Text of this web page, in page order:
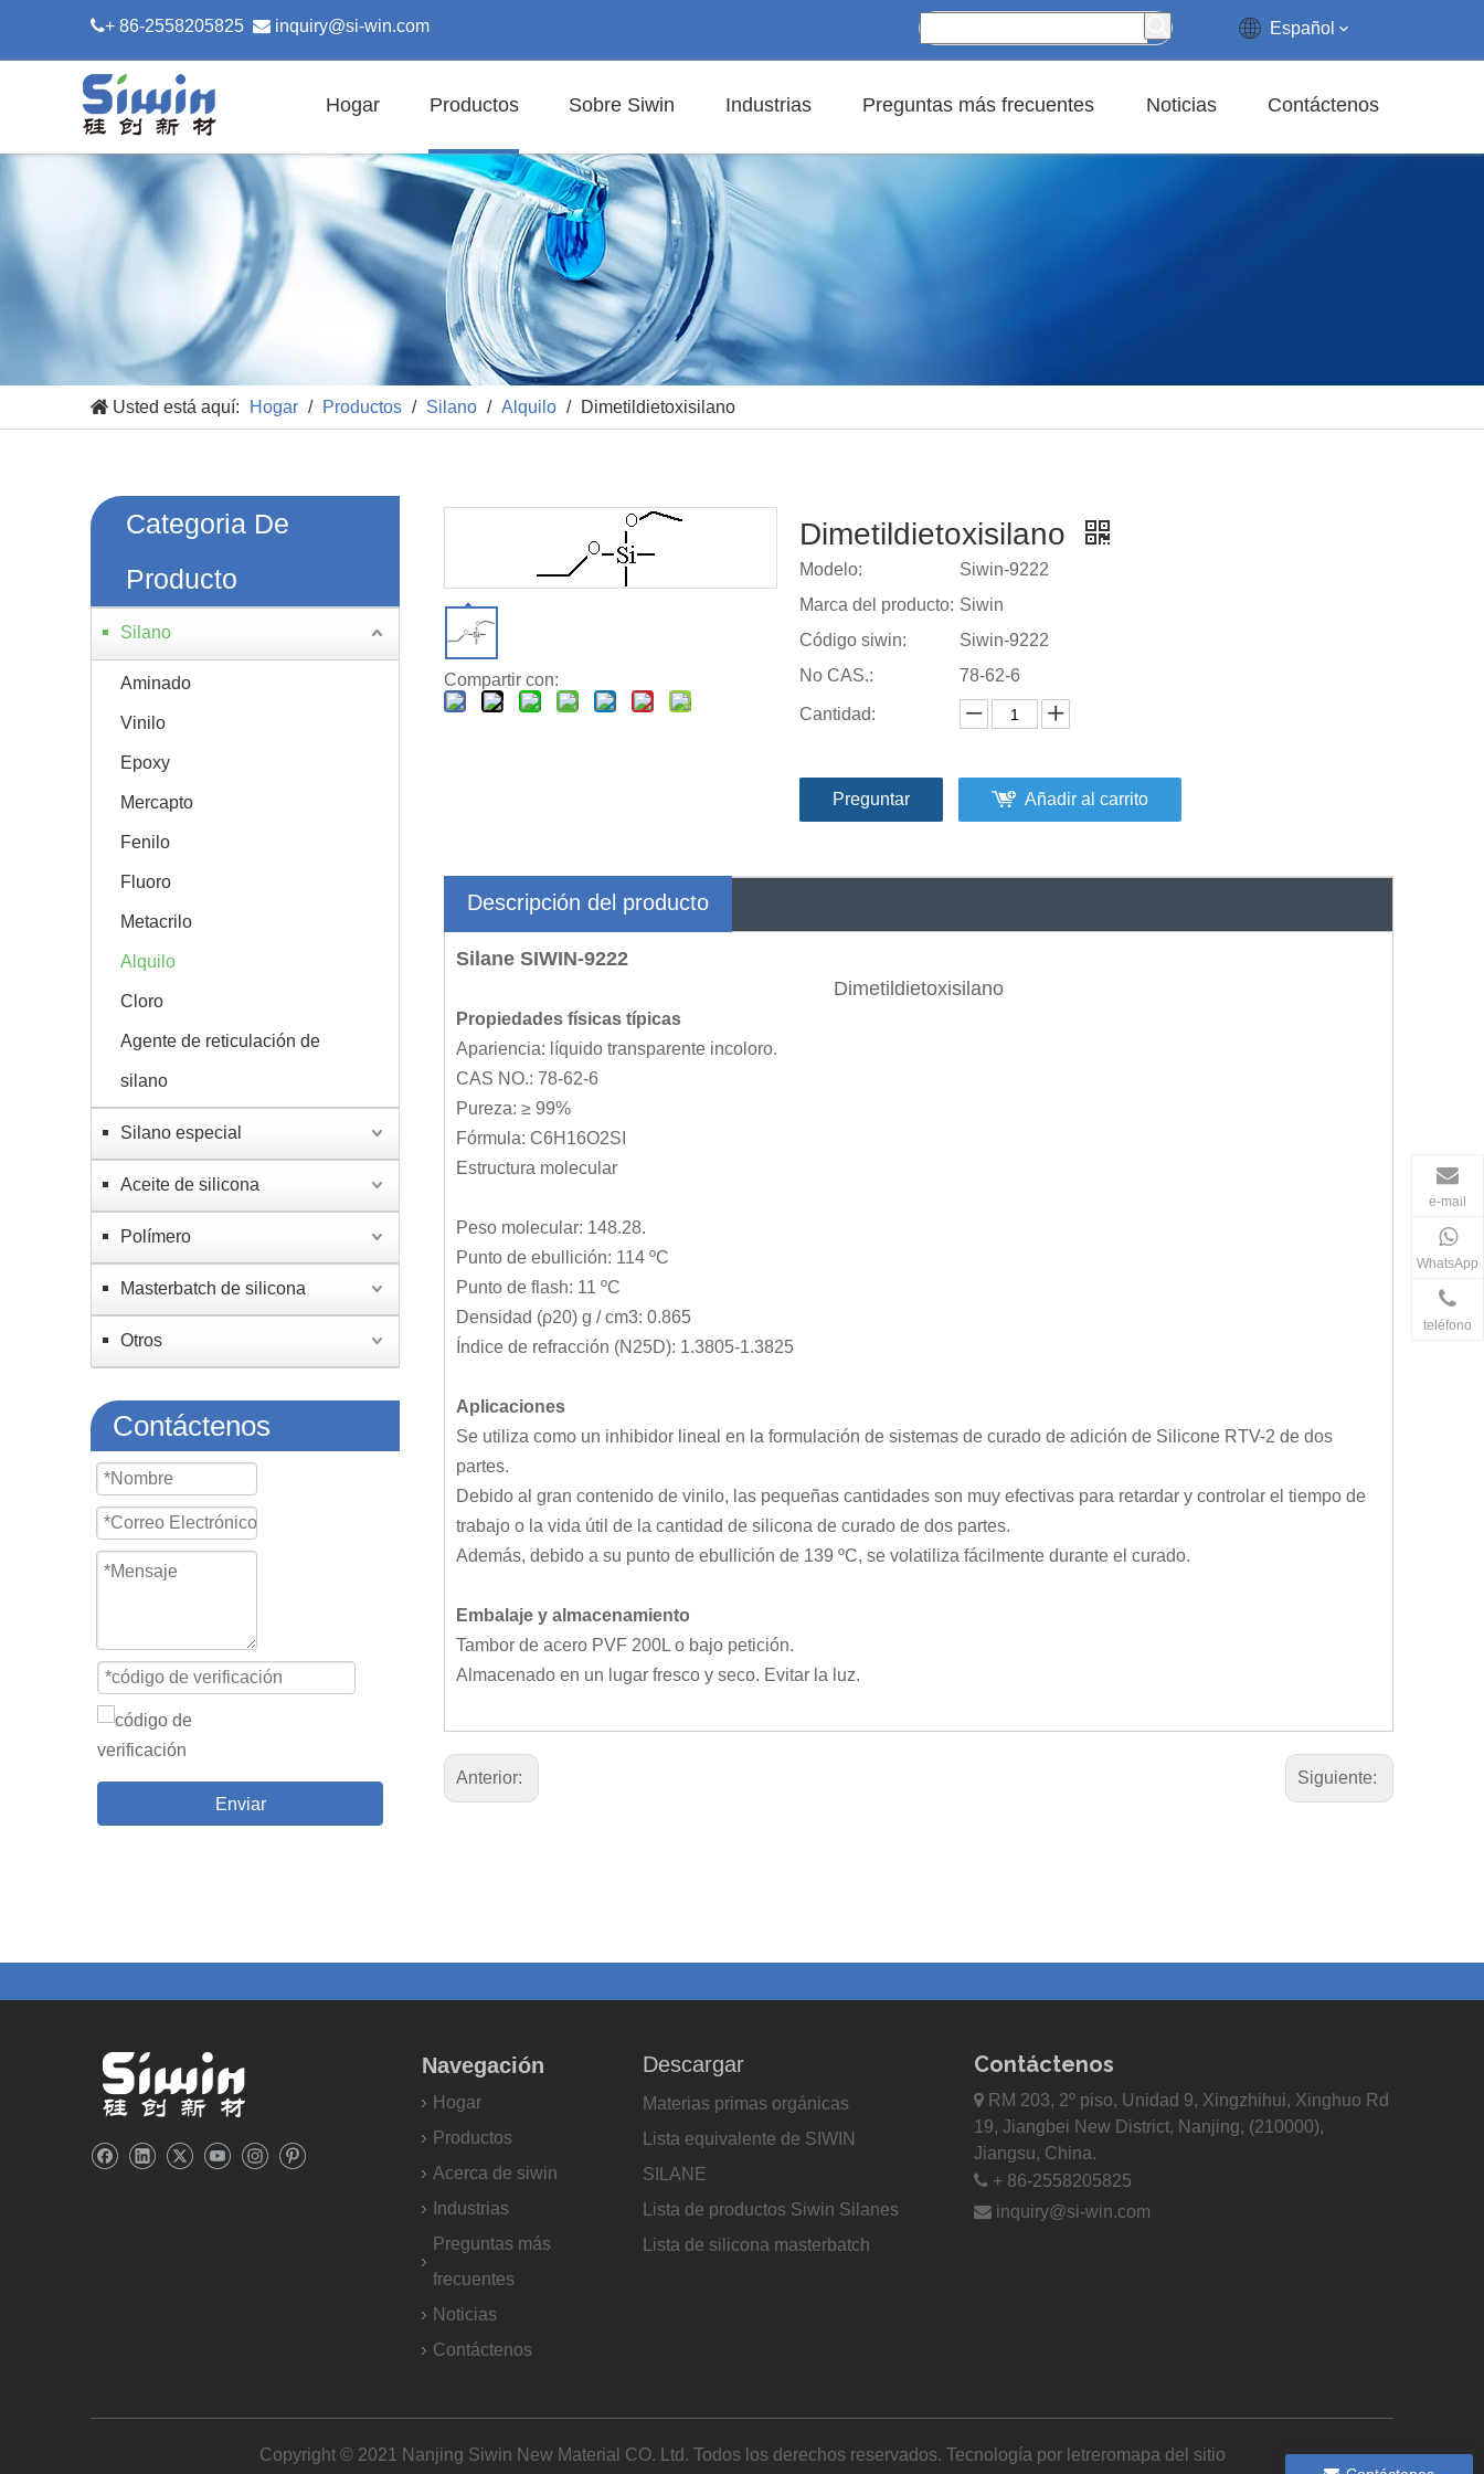
+ 86-2558205825  inquiry@si-win.com Español
Hogar Productos Sobre Siwin Industrias Preguntas más frecuentes Noticias Contáctenos
Usted está aquí: Hogar / Productos / Silano / Alquilo / Dimetildietoxisilano
Categoria De
Producto
Silano
Aminado
Vinilo
Epoxy
Mercapto
Fenilo
Fluoro
Metacrilo
Alquilo
Cloro
Agente de reticulación de
silano
Silano especial
Aceite de silicona
Polímero
Masterbatch de silicona
Otros
Contáctenos
Enviar
Compartir con:
Dimetildietoxisilano
Modelo:
Siwin-9222
Marca del producto: Siwin
Código siwin:
Siwin-9222
No CAS.:
78-62-6
Cantidad:
Preguntar Añadir al carrito
Descripción del producto
Silane SIWIN-9222
Dimetildietoxisilano
Propiedades físicas típicas
Apariencia: líquido transparente incoloro.
CAS NO.: 78-62-6
Pureza: ≥ 99%
Fórmula: C6H16O2SI
Estructura molecular
Peso molecular: 148.28.
Punto de ebullición: 114 ºC
Punto de flash: 11 ºC
Densidad (ρ20) g / cm3: 0.865
Índice de refracción (N25D): 1.3805-1.3825
Aplicaciones
Se utiliza como un inhibidor lineal en la formulación de sistemas de curado de adición de Silicone RTV-2 de dos
partes.
Debido al gran contenido de vinilo, las pequeñas cantidades son muy efectivas para retardar y controlar el tiempo de
trabajo o la vida útil de la cantidad de silicona de curado de dos partes.
Además, debido a su punto de ebullición de 139 ºC, se volatiliza fácilmente durante el curado.
Embalaje y almacenamiento
Tambor de acero PVF 200L o bajo petición.
Almacenado en un lugar fresco y seco. Evitar la luz.
Anterior: Siguiente:
Navegación
Hogar
Productos
Acerca de siwin
Industrias
Preguntas más
frecuentes
Noticias
Contáctenos
Descargar
Materias primas orgánicas
Lista equivalente de SIWIN
SILANE
Lista de productos Siwin Silanes
Lista de silicona masterbatch
Contáctenos
 RM 203, 2º piso, Unidad 9, Xingzhihui, Xinghuo Rd
19, Jiangbei New District, Nanjing, (210000),
Jiangsu, China.
 + 86-2558205825
 inquiry@si-win.com
Copyright © 2021 Nanjing Siwin New Material CO. Ltd. Todos los derechos reservados. Tecnología por letreromapa del sitio
e-mail
WhatsApp
teléfono